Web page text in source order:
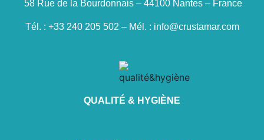
58 Rue de la Bourdonnais – 44100 Nantes – France
Tél. : +33 240 205 502 – Mél. : info@crustamar.com
QUALITÉ & HYGIÈNE